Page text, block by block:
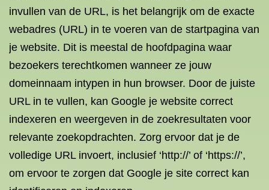
invullen van de URL, is het belangrijk om de exacte
webadres (URL) in te voeren van de startpagina van
je website. Dit is meestal de hoofdpagina waar
bezoekers terechtkomen wanneer ze jouw
domeinnaam intypen in hun browser. Door de juiste
URL in te vullen, kan Google je website correct
indexeren en weergeven in de zoekresultaten voor
relevante zoekopdrachten. Zorg ervoor dat je de
volledige URL invoert, inclusief ‘http://’ of ‘https://’,
om ervoor te zorgen dat Google je site correct kan